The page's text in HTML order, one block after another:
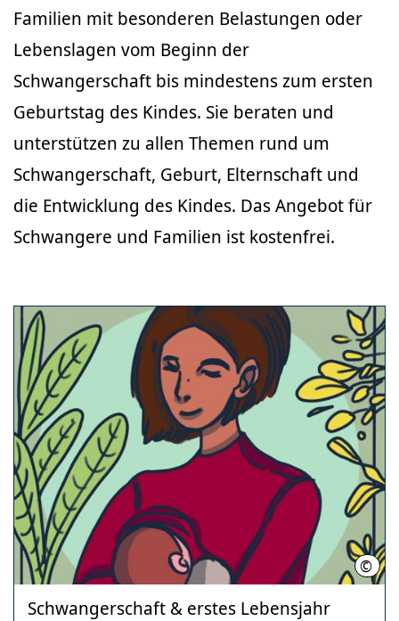
Familien mit besonderen Belastungen oder
Lebenslagen vom Beginn der
Schwangerschaft bis mindestens zum ersten
Geburtstag des Kindes. Sie beraten und
unterstützen zu allen Themen rund um
Schwangerschaft, Geburt, Elternschaft und
die Entwicklung des Kindes. Das Angebot für
Schwangere und Familien ist kostenfrei.
©
Schwangerschaft & erstes Lebensjahr